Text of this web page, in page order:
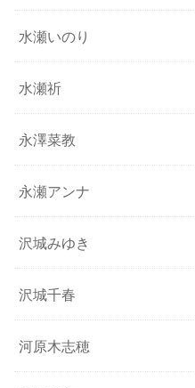
水瀬いのり
水瀬祈
永澤菜教
永瀬アンナ
沢城みゆき
沢城千春
河原木志穂